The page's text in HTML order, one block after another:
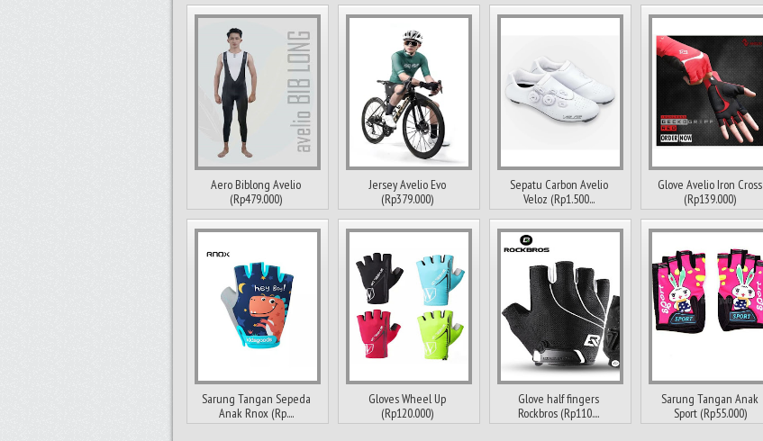
Aero Biblong Avelio
(Rp479.000)
Jersey Avelio Evo
(Rp379.000)
Sepatu Carbon Avelio
Veloz (Rp1.500...
Glove Avelio Iron Cross
(Rp139.000)
Sarung Tangan Sepeda
Anak Rnox (Rp....
Gloves Wheel Up
(Rp120.000)
Glove half fingers
Rockbros (Rp110....
Sarung Tangan Anak
Sport (Rp55.000)